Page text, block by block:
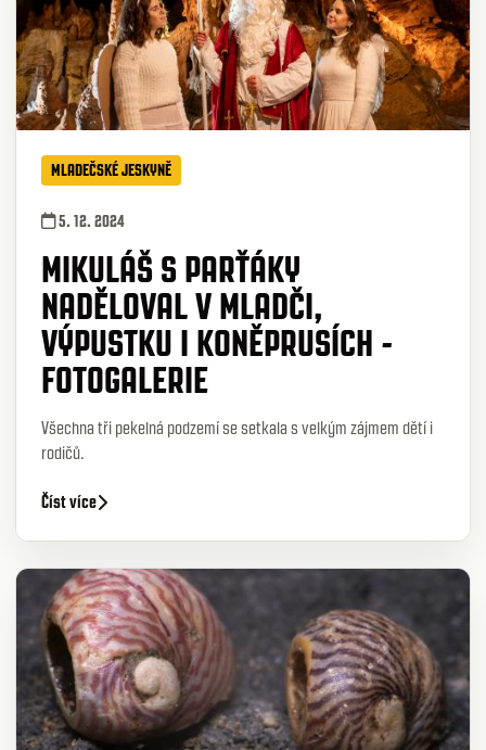
MLADEČSKÉ JESKYNĚ
5. 12. 2024
MIKULÁŠ S PARŤÁKY
NADĚLOVAL V MLADČI,
VÝPUSTKU I KONĚPRUSÍCH -
FOTOGALERIE
Všechna tři pekelná podzemí se setkala s velkým zájmem dětí i
rodičů.
Číst více